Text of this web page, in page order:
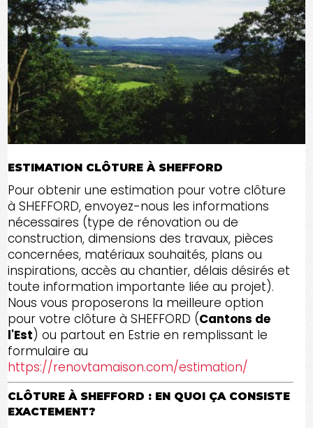
ESTIMATION CLÔTURE À SHEFFORD
Pour obtenir une estimation pour votre clôture
à SHEFFORD, envoyez-nous les informations
nécessaires (type de rénovation ou de
construction, dimensions des travaux, pièces
concernées, matériaux souhaités, plans ou
inspirations, accès au chantier, délais désirés et
toute information importante liée au projet).
Nous vous proposerons la meilleure option
pour votre clôture à SHEFFORD (Cantons de
l'Est) ou partout en Estrie en remplissant le
formulaire au
https://renovtamaison.com/estimation/
CLÔTURE À SHEFFORD : EN QUOI ÇA CONSISTE
EXACTEMENT?